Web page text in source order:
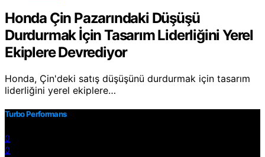
Honda Çin Pazarındaki Düşüşü
Durdurmak İçin Tasarım Liderliğini Yerel
Ekiplere Devrediyor
Honda, Çin'deki satış düşüşünü durdurmak için tasarım
liderliğini yerel ekiplere…
Turbo Performans
0
0